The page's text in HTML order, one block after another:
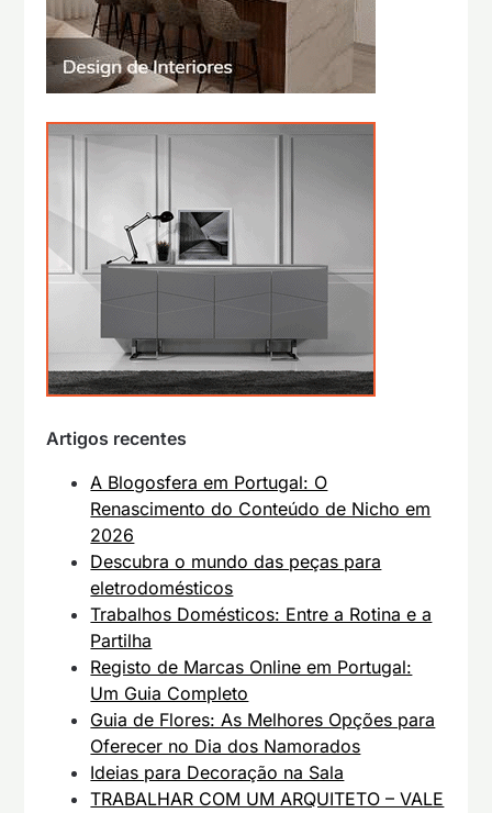
Artigos recentes
A Blogosfera em Portugal: O
Renascimento do Conteúdo de Nicho em
2026
Descubra o mundo das peças para
eletrodomésticos
Trabalhos Domésticos: Entre a Rotina e a
Partilha
Registo de Marcas Online em Portugal:
Um Guia Completo
Guia de Flores: As Melhores Opções para
Oferecer no Dia dos Namorados
Ideias para Decoração na Sala
TRABALHAR COM UM ARQUITETO – VALE